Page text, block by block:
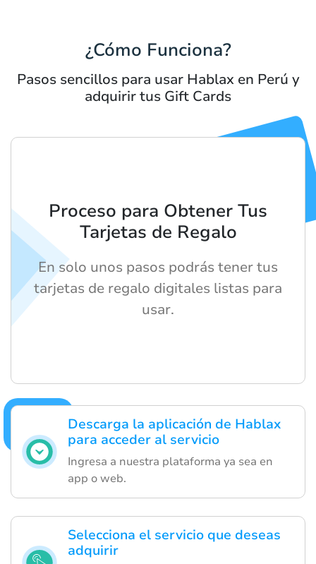
¿Cómo Funciona?
Pasos sencillos para usar Hablax en Perú y
adquirir tus Gift Cards
Descarga la aplicación de Hablax
para acceder al servicio
Ingresa a nuestra plataforma ya sea en
app o web.
Selecciona el servicio que deseas
adquirir
Proceso para Obtener Tus
Tarjetas de Regalo
En solo unos pasos podrás tener tus
tarjetas de regalo digitales listas para
usar.